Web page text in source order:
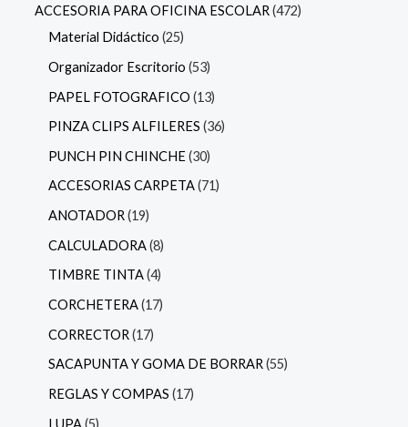
ACCESORIA PARA OFICINA ESCOLAR 472
Material Didáctico 25
Organizador Escritorio 53
PAPEL FOTOGRAFICO 13
PINZA CLIPS ALFILERES 36
PUNCH PIN CHINCHE 30
ACCESORIAS CARPETA 71
ANOTADOR 19
CALCULADORA 8
TIMBRE TINTA 4
CORCHETERA 17
CORRECTOR 17
SACAPUNTA Y GOMA DE BORRAR 55
REGLAS Y COMPAS 17
LUPA 5